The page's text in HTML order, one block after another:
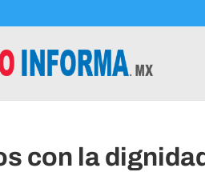
con la